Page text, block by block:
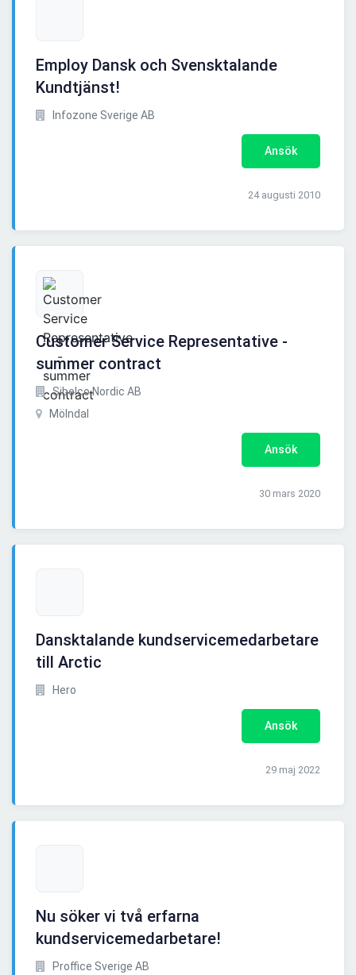
Employ Dansk och Svensktalande
Kundtjänst!
Infozone Sverige AB
Ansök
24 augusti 2010
Customer Service Representative -
summer contract
Sibelco Nordic AB
Mölndal
Ansök
30 mars 2020
Dansktalande kundservicemedarbetare
till Arctic
Hero
Ansök
29 maj 2022
Nu söker vi två erfarna
kundservicemedarbetare!
Proffice Sverige AB